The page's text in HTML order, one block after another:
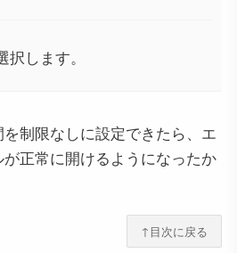
択します。
制限なしに設定できたら、エ
正常に開けるようになったか
↑目次に戻る